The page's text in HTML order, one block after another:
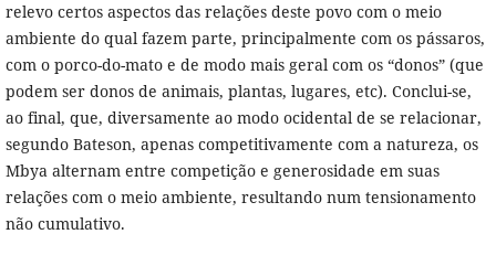
relevo certos aspectos das relações deste povo com o meio
ambiente do qual fazem parte, principalmente com os pássaros,
com o porco-do-mato e de modo mais geral com os “donos” (que
podem ser donos de animais, plantas, lugares, etc). Conclui-se,
ao final, que, diversamente ao modo ocidental de se relacionar,
segundo Bateson, apenas competitivamente com a natureza, os
Mbya alternam entre competição e generosidade em suas
relações com o meio ambiente, resultando num tensionamento
não cumulativo.